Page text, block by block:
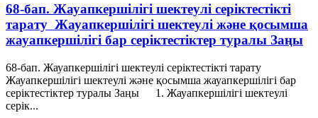
68-бап. Жауапкершілігі шектеулі серіктестікті
тарату Жауапкершілігі шектеулі және қосымша
жауапкершілігі бар серіктестіктер туралы Заңы
68-бап. Жауапкершілігі шектеулі серіктестікті тарату
Жауапкершілігі шектеулі және қосымша жауапкершілігі бар
серіктестіктер туралы Заңы 1. Жауапкершілігі шектеулі
серік...